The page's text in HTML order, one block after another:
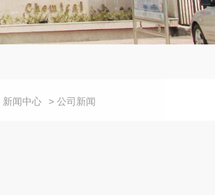
新闻中心 > 公司新闻